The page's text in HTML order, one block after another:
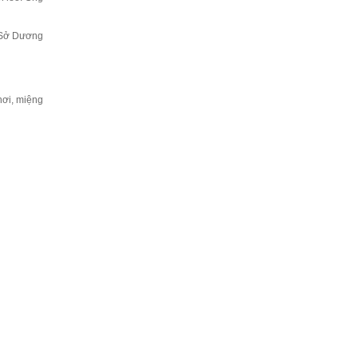
Dương
miệng